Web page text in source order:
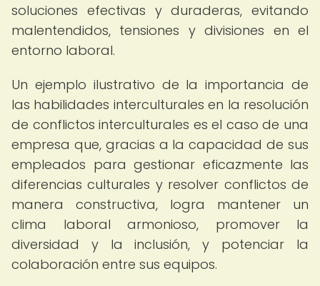
soluciones efectivas y duraderas, evitando
malentendidos, tensiones y divisiones en el
entorno laboral.
Un ejemplo ilustrativo de la importancia de
las habilidades interculturales en la resolución
de conflictos interculturales es el caso de una
empresa que, gracias a la capacidad de sus
empleados para gestionar eficazmente las
diferencias culturales y resolver conflictos de
manera constructiva, logra mantener un
clima laboral armonioso, promover la
diversidad y la inclusión, y potenciar la
colaboración entre sus equipos.